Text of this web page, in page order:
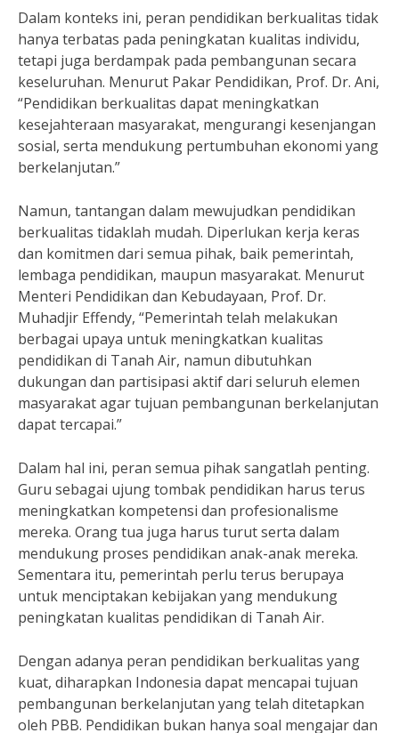
Dalam konteks ini, peran pendidikan berkualitas tidak
hanya terbatas pada peningkatan kualitas individu,
tetapi juga berdampak pada pembangunan secara
keseluruhan. Menurut Pakar Pendidikan, Prof. Dr. Ani,
“Pendidikan berkualitas dapat meningkatkan
kesejahteraan masyarakat, mengurangi kesenjangan
sosial, serta mendukung pertumbuhan ekonomi yang
berkelanjutan.”
Namun, tantangan dalam mewujudkan pendidikan
berkualitas tidaklah mudah. Diperlukan kerja keras
dan komitmen dari semua pihak, baik pemerintah,
lembaga pendidikan, maupun masyarakat. Menurut
Menteri Pendidikan dan Kebudayaan, Prof. Dr.
Muhadjir Effendy, “Pemerintah telah melakukan
berbagai upaya untuk meningkatkan kualitas
pendidikan di Tanah Air, namun dibutuhkan
dukungan dan partisipasi aktif dari seluruh elemen
masyarakat agar tujuan pembangunan berkelanjutan
dapat tercapai.”
Dalam hal ini, peran semua pihak sangatlah penting.
Guru sebagai ujung tombak pendidikan harus terus
meningkatkan kompetensi dan profesionalisme
mereka. Orang tua juga harus turut serta dalam
mendukung proses pendidikan anak-anak mereka.
Sementara itu, pemerintah perlu terus berupaya
untuk menciptakan kebijakan yang mendukung
peningkatan kualitas pendidikan di Tanah Air.
Dengan adanya peran pendidikan berkualitas yang
kuat, diharapkan Indonesia dapat mencapai tujuan
pembangunan berkelanjutan yang telah ditetapkan
oleh PBB. Pendidikan bukan hanya soal mengajar dan